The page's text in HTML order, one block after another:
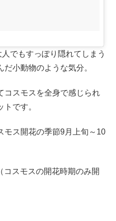
でもすっぽり隠れてしまう
小動物のような気分。
コスモスを全身で感じられ
です。
モス開花の季節9月上旬～10
コスモスの開花時期のみ開